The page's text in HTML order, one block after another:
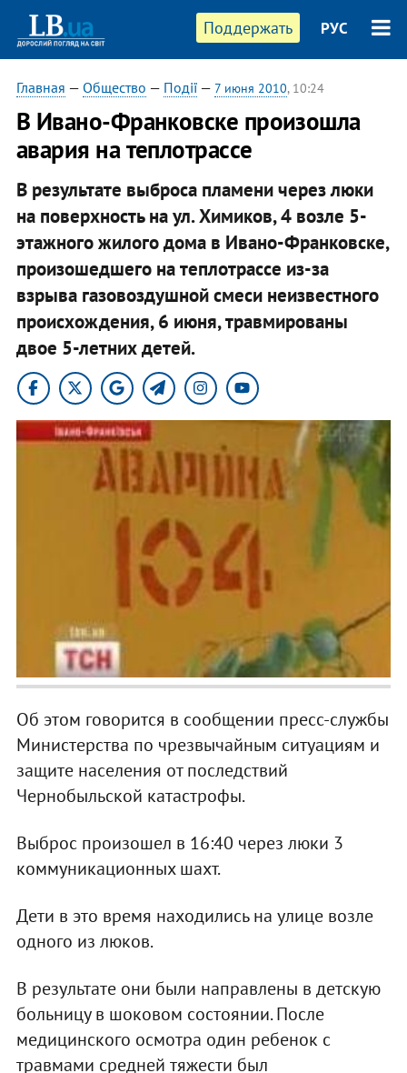
Поддержать РУС
Главная — Общество — Події— 7 июня 2010, 10:24
В Ивано-Франковске произошла
авария на теплотрассе
В результате выброса пламени через люки
на поверхность на ул. Химиков, 4 возле 5-
этажного жилого дома в Ивано-Франковске,
произошедшего на теплотрассе из-за
взрыва газовоздушной смеси неизвестного
происхождения, 6 июня, травмированы
двое 5-летних детей.
Об этом говорится в сообщении пресс-службы
Министерства по чрезвычайным ситуациям и
защите населения от последствий
Чернобыльской катастрофы.
Выброс произошел в 16:40 через люки 3
коммуникационных шахт.
Дети в это время находились на улице возле
одного из люков.
В результате они были направлены в детскую
больницу в шоковом состоянии. После
медицинского осмотра один ребенок с
травмами средней тяжести был